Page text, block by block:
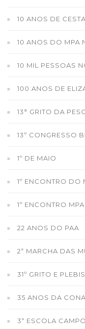
10 ANOS DE
10 ANOS DO MPA
10 MIL PESSOAS
100 ANOS DE
13° GRITO DA
13º CONGRESSO
1º DE MAIO
1º ENCONTRO DO
1º ENCONTRO
22 ANOS DO PAA
2ª MARCHA DAS
31º GRITO E
35 ANOS DA
3ª ESCOLA